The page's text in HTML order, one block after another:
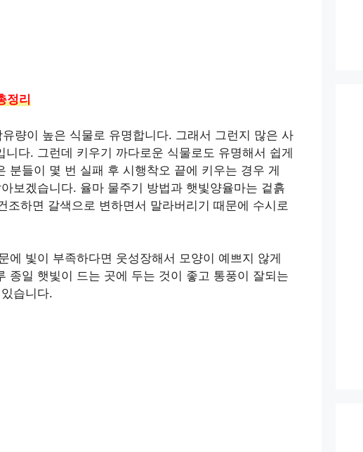
정리
량이 높은 식물로 유명합니다. 그래서 그런지 많은 사
다. 그런데 키우기 까다로운 식물로도 유명해서 쉽게
분들이 몇 번 실패 후 시행착오 끝에 키우는 경우 게
보겠습니다. 율마 물주기 방법과 햇빛양율마는 겉흙
하면 갈색으로 변하면서 말라버리기 때문에 수시로
에 빛이 부족하다면 웃성장해서 모양이 예쁘지 않게
종일 햇빛이 드는 곳에 두는 것이 좋고 통풍이 잘되는
습니다.